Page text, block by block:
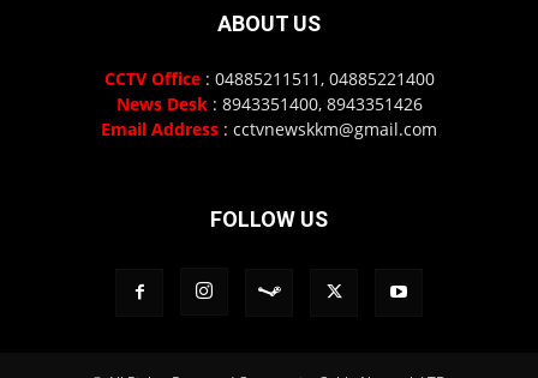
ABOUT US
CCTV Office: 04885211511, 04885221400
News Desk: 8943351400, 8943351426
Email Address : cctvnewskkm@gmail.com
FOLLOW US